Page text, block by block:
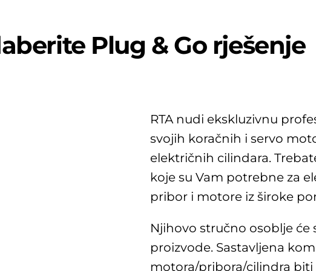
Plug & Go rješenje
RTA nudi ekskluzivnu
svojih koračnih i servo
električnih cilindara.
koje su Vam potrebne za
pribor i motore iz široke
Njihovo stručno osoblje
proizvode. Sastavljena
motora/pribora/cilindra biti